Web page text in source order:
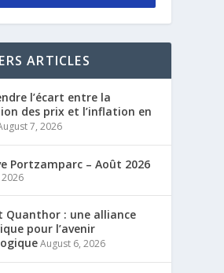
ARTICLES
l’écart entre la
des prix et l’inflation en
7, 2026
Portzamparc – Août 2026
Quanthor : une alliance
pour l’avenir
August 6, 2026